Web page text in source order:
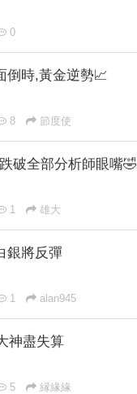
0
倒時,黃金逆勢📈
8 節度使
破全部分析師眼嘴🤣
1 雄大
銀將反彈
1 alan945
神盡失算
5 縁緣緣